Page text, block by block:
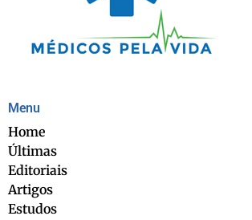
Menu
Home
Últimas
Editoriais
Artigos
Estudos